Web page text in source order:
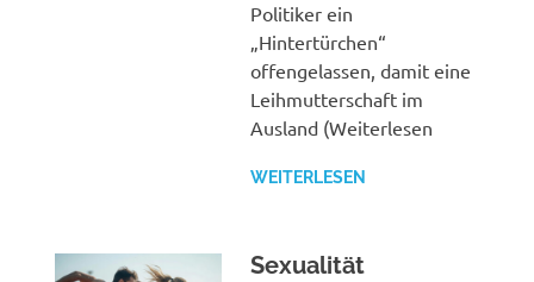
Politiker ein
„Hintertürchen“
offengelassen, damit eine
Leihmutterschaft im
Ausland (Weiterlesen
WEITERLESEN
Sexualität